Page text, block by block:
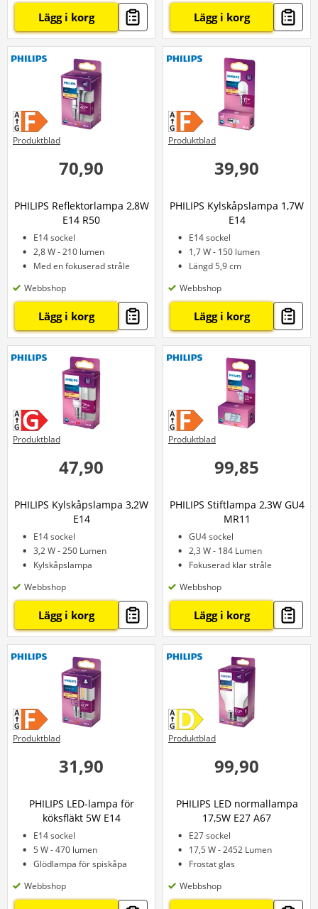
Lägg i korg Lägg i korg
70,90
PHILIPS Reflektorlampa 2,8W
E14 R50
E14 sockel
2,8 W - 210 lumen
Med en fokuserad stråle
Produktblad
Webbshop
Lägg i korg
39,90
PHILIPS Kylskåpslampa 1,7W
E14
E14 sockel
1,7 W - 150 lumen
Längd 5,9 cm
Produktblad
Webbshop
Lägg i korg
47,90
PHILIPS Kylskåpslampa 3,2W
E14
E14 sockel
3,2 W - 250 Lumen
Kylskåpslampa
Produktblad
Webbshop
Lägg i korg
99,85
PHILIPS Stiftlampa 2,3W GU4
MR11
GU4 sockel
2,3 W - 184 Lumen
Fokuserad klar stråle
Produktblad
Webbshop
Lägg i korg
31,90
PHILIPS LED-lampa för
köksfläkt 5W E14
E14 sockel
5 W - 470 lumen
Glödlampa för spiskåpa
Produktblad
Webbshop
99,90
PHILIPS LED normallampa
17,5W E27 A67
E27 sockel
17,5 W - 2452 Lumen
Frostat glas
Produktblad
Webbshop